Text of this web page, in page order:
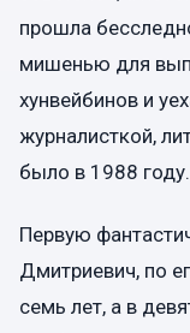
прошла
мишенью для
хунвейбинов и
журналисткой,
было в 1988 году.
Первую
Дмитриевич, по
семь лет, а в